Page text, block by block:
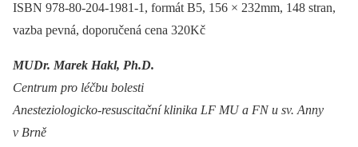
ISBN 978-80-204-1981-1, formát B5, 156 × 232mm, 148 stran,
vazba pevná, doporučená cena 320Kč
MUDr. Marek Hakl, Ph.D.
Centrum pro léčbu bolesti
Anesteziologicko‑resuscitační klinika LF MU a FN u sv. Anny
v Brně